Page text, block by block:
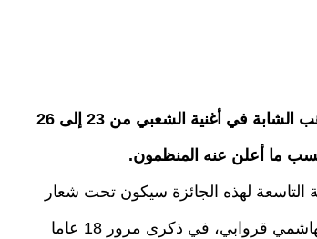
تنظم الطبعة التاسعة للجائزة الكبرى الهاشمي قروابي للمواهب الشابة في أغنية الشعبي من 23 إلى 26
حسب ما أعلن عنه المنظمون.
التاسعة لهذه الجائزة سيكون تحت شعار
“الجزائر زينة البلدان”، حيث سيتم خلالها إحياء ذكرى الشيخ الهاشمي قروابي، في ذكرى مرور 18 عاما